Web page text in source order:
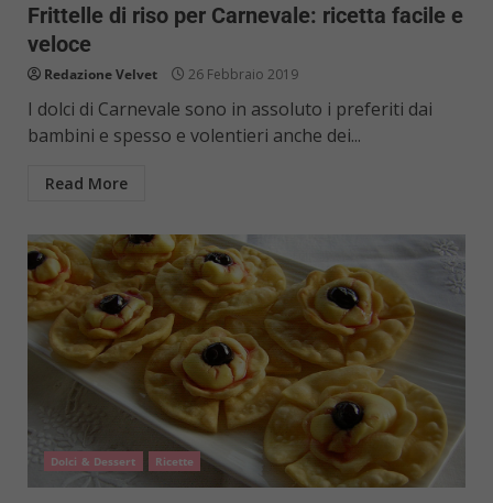
Frittelle di riso per Carnevale: ricetta facile e
veloce
Redazione Velvet 26 Febbraio 2019
I dolci di Carnevale sono in assoluto i preferiti dai
bambini e spesso e volentieri anche dei...
Read More
Dolci & Dessert Ricette